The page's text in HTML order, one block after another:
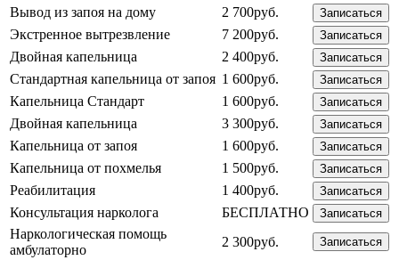
Вывод из запоя на дому 2 700руб. Записаться
Экстренное вытрезвление 7 200руб. Записаться
Двойная капельница 2 400руб. Записаться
Стандартная капельница от запоя 1 600руб. Записаться
Капельница Стандарт 1 600руб. Записаться
Двойная капельница 3 300руб. Записаться
Капельница от запоя 1 600руб. Записаться
Капельница от похмелья 1 500руб. Записаться
Реабилитация 1 400руб. Записаться
Консультация нарколога БЕСПЛАТНО Записаться
Наркологическая помощь
амбулаторно
2 300руб. Записаться